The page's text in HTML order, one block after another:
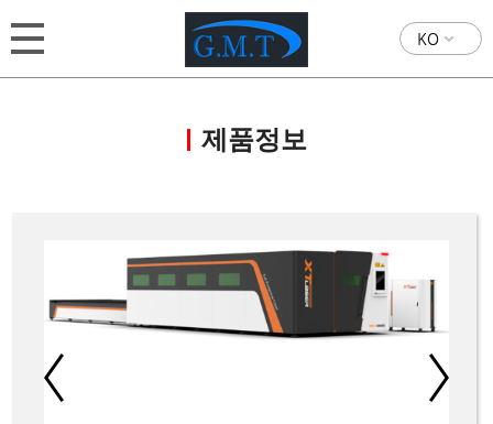
KO
제품정보